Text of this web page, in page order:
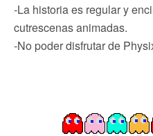
-La historia es regular y
cutrescenas animadas.
-No poder disfrutar de